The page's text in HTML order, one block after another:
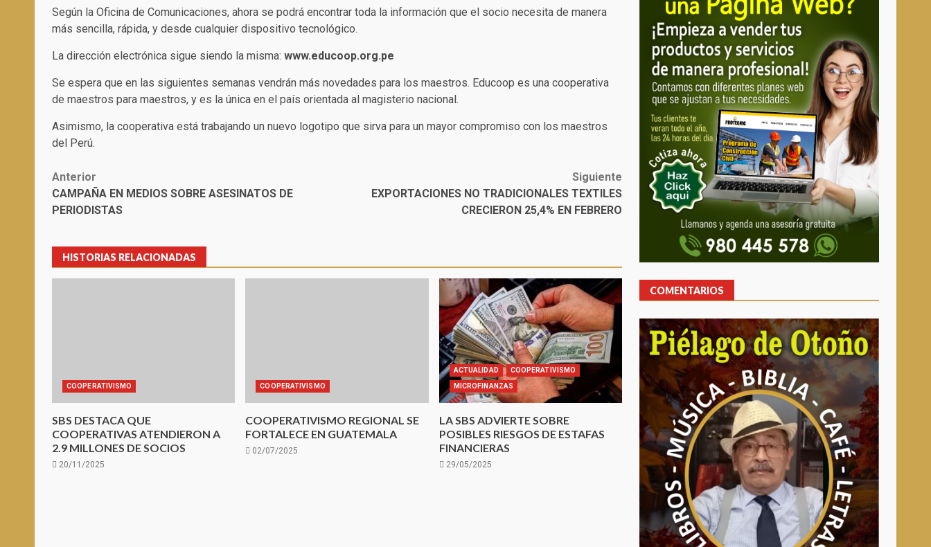
Según la Oficina de Comunicaciones, ahora se podrá encontrar toda la información que el socio necesita de manera
más sencilla, rápida, y desde cualquier dispositivo tecnológico.
La dirección electrónica sigue siendo la misma: www.educoop.org.pe
Se espera que en las siguientes semanas vendrán más novedades para los maestros. Educoop es una cooperativa
de maestros para maestros, y es la única en el país orientada al magisterio nacional.
Asimismo, la cooperativa está trabajando un nuevo logotipo que sirva para un mayor compromiso con los maestros
del Perú.
Post
navigation
Anterior
CAMPAÑA EN MEDIOS SOBRE ASESINATOS DE
PERIODISTAS
Siguiente
EXPORTACIONES NO TRADICIONALES TEXTILES
CRECIERON 25,4% EN FEBRERO
HISTORIAS RELACIONADAS
COOPERATIVISMO
SBS DESTACA QUE
COOPERATIVAS ATENDIERON A
2.9 MILLONES DE SOCIOS
20/11/2025
COOPERATIVISMO
COOPERATIVISMO REGIONAL SE
FORTALECE EN GUATEMALA
02/07/2025
ACTUALIDAD COOPERATIVISMO
MICROFINANZAS
LA SBS ADVIERTE SOBRE
POSIBLES RIESGOS DE ESTAFAS
FINANCIERAS
29/05/2025
COMENTARIOS